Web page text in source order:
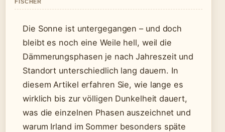
FISCHER
Die Sonne ist untergegangen – und doch
bleibt es noch eine Weile hell, weil die
Dämmerungsphasen je nach Jahreszeit und
Standort unterschiedlich lang dauern. In
diesem Artikel erfahren Sie, wie lange es
wirklich bis zur völligen Dunkelheit dauert,
was die einzelnen Phasen auszeichnet und
warum Irland im Sommer besonders späte